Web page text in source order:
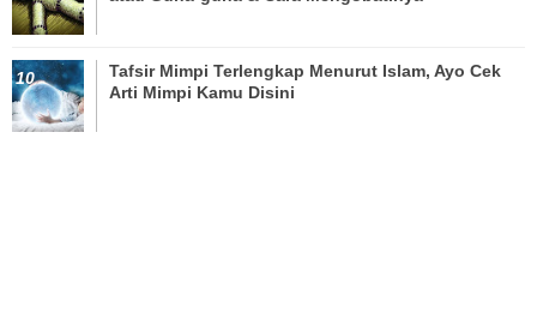
Tafsir Mimpi Terlengkap Menurut Islam, Ayo Cek
Arti Mimpi Kamu Disini